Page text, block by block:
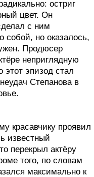
остриг
цвет. Он
с ним
собой, но оказалось,
Продюсер
неприглядную
этот эпизод стал
Степанова в
красавчику проявил
известный
перекрыл актёру
того, по словам
максимально к